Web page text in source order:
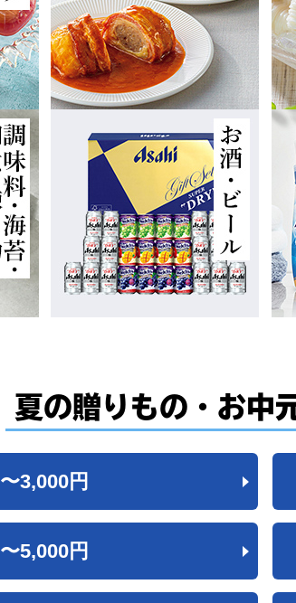
夏の贈りもの・お中
〜3,000円
〜5,000円